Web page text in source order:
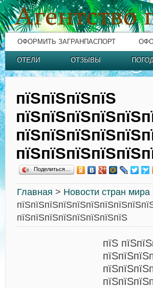
ОФОРМИТЬ ЗАГРАНПАСПОРТ
ОТЕЛИ ОТЗЫВЫ
пїЅпїЅпїЅпїЅ
Поделиться…
Главная > Новости стран мира
пїЅпїЅпїЅпїЅпїЅпїЅпїЅпїЅ
пїЅ